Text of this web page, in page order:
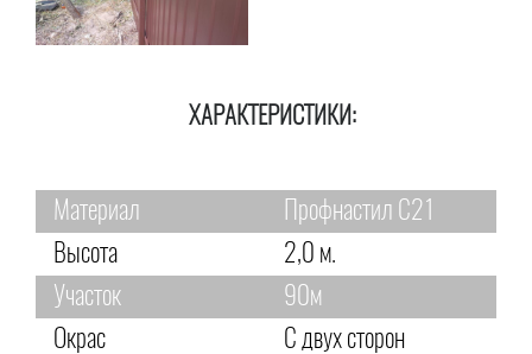
ХАРАКТЕРИСТИКИ:
Материал
Профнастил С21
Высота
2,0 м.
Участок
90м
Окрас
С двух сторон